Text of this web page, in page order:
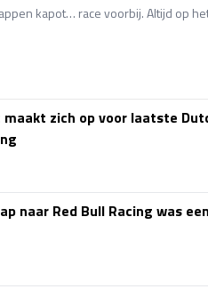
kapot… race voorbij. Altijd op
zich op voor laatste
naar Red Bull Racing was